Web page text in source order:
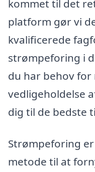
kommet til det
platform gør vi
kvalificerede
strømpeforing i
du har behov
vedligeholdelse
dig til de bedste
Strømpeforing
metode til at